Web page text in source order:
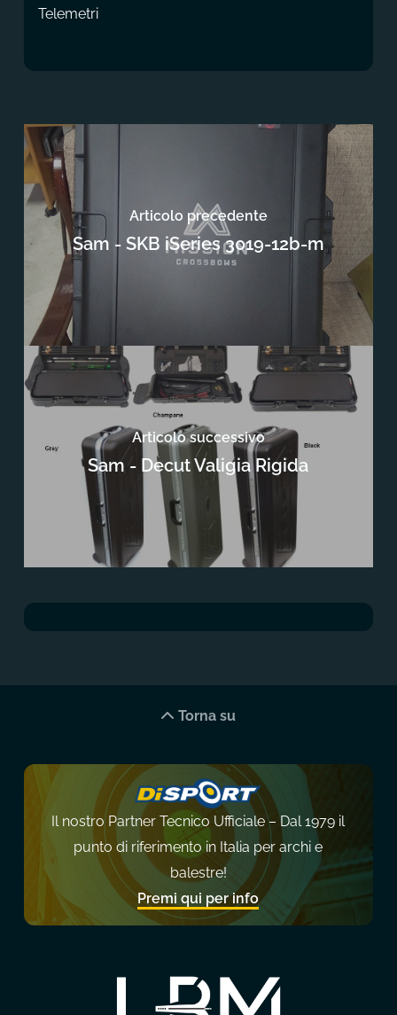
Telemetri
Articolo precedente
Sam - SKB iSeries 3019-12b-m
Articolo successivo
Sam - Decut Valigia Rigida
Torna su
Il nostro Partner Tecnico Ufficiale – Dal 1979 il
punto di riferimento in Italia per archi e
balestre!
Premi qui per info